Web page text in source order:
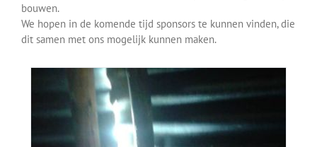
bouwen.
We hopen in de komende tijd sponsors te kunnen vinden, die
dit samen met ons mogelijk kunnen maken.